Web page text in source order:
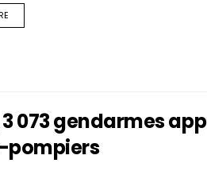
073 gendarmes
pompiers